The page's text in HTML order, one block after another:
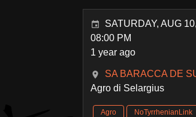
SATURDAY, AUG
08:00 PM
1 year ago
SA BARACCA DE
Agro di Selargius
Agro NoTyrrhenianLink